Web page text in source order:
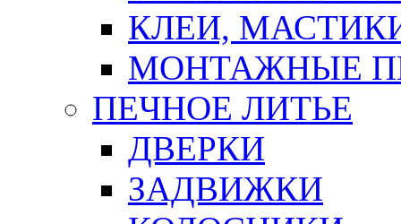
КЛЕИ,
МОНТАЖНЫЕ
ПЕЧНОЕ ЛИТЬЕ
ДВЕРКИ
ЗАДВИЖКИ